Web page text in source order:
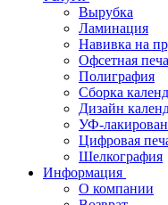
Вырубка
Ламинация
Навивка на
Офсетная
Полиграфия
Сборка
Дизайн
УФ-
Цифровая
Шелкография
Информация
О компании